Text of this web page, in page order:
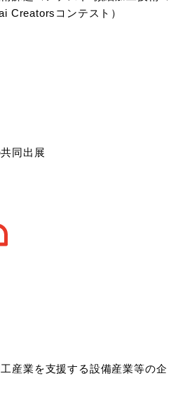
Creatorsコンテスト）
同出展
産業を支援する設備産業等の企